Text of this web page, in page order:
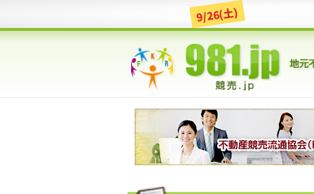
9/26(土)